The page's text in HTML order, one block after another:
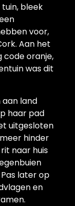
bleek
voor,
Aan het
code oranje,
was dit
aan land
haar pad
uitgesloten
hinder
naar huis
later op
en